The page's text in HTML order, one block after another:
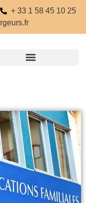
+ 33 1 58 45 10 25